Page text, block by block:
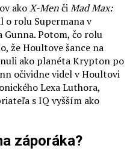
akoX-MenčiMad Max:
o rolu Supermana v
Gunna. Potom, čo rolu
že Houltove šance na
ako planéta Krypton po
očividne videl v Houltovi
Lexa Luthora,
s IQ vyšším ako
záporáka?